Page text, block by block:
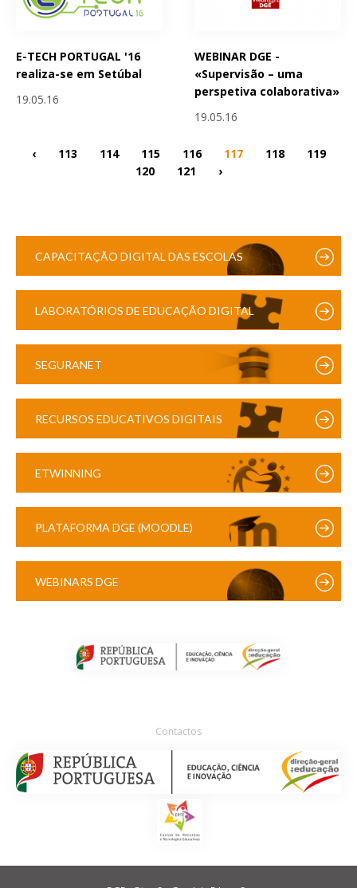
E-TECH PORTUGAL '16
realiza-se em Setúbal
19.05.16
WEBINAR DGE -
«Supervisão – uma
perspetiva colaborativa»
19.05.16
‹ 113 114 115 116 117 118
119
120
121 ›
CAPACITAÇÃO DIGITAL DAS ESCOLAS
LABORATÓRIOS DE EDUCAÇÃO DIGITAL
SEGURANET
RECURSOS EDUCATIVOS DIGITAIS
ETWINNING
PLATAFORMA DGE (MOODLE)
WEBINARS DGE
Contactos